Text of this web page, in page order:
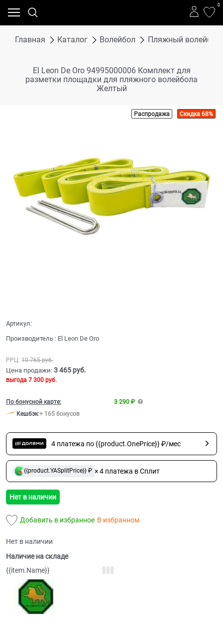
0
Главная Каталог Волейбол Пляжный волейбол
El Leon De Oro 94995000006 Комплект для
разметки площадки для пляжного волейбола
Желтый
Распродажа Скидка 68%
Артикул:
Производитель : El Leon De Oro
РРЦ: 10 765 руб.
Цена продажи: 3 465 руб.
выгода 7 300 руб.
По бонусной карте:
3 290 ₽
Кешбэк:+ 165 бонусов
4 платежа по {{product.OnePrice}} ₽/мес
{{product.YASplitPrice}} ₽ × 4 платежа в Сплит
Нет в наличии
Добавить в избранное В избранном
Нет в наличии
Наличие на складе
{{item.Name}}